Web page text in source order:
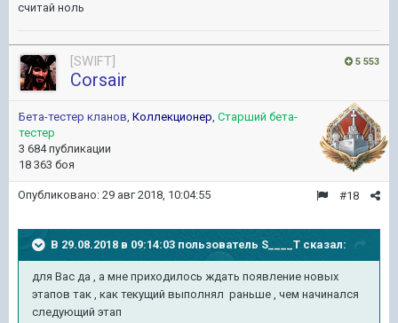
считай ноль
5 553
[SWIFT]
Corsair
Бета-тестер кланов, Коллекционер, Старший бета-
тестер
3 684 публикации
18 363 боя
#18
Опубликовано: 29 авг 2018, 10:04:55
В 29.08.2018 в 09:14:03 пользователь S____T сказал:
для Вас да , а мне приходилось ждать появление новых
этапов так , как текущий выполнял раньше , чем начинался
следующий этап